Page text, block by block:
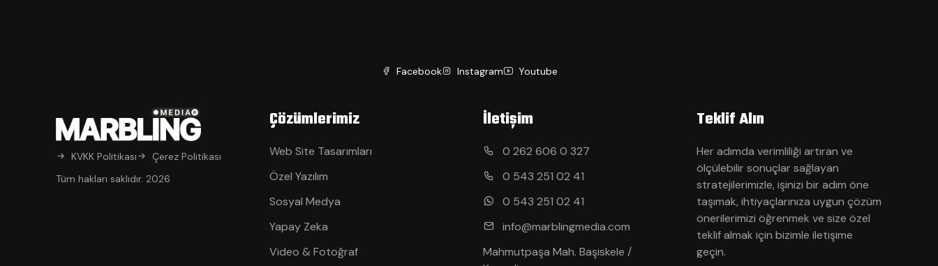
Facebook Instagram Youtube
KVKK Politikası
Çerez Politikası
Tüm hakları saklıdır. 2026
Çözümlerimiz
Web Site Tasarımları
Özel Yazılım
Sosyal Medya
Yapay Zeka
Video & Fotoğraf
İletişim
0 262 606 0 327
0 543 251 02 41
0 543 251 02 41
info@marblingmedia.com
Mahmutpaşa Mah. Başiskele /
Teklif Alın
Her adımda verimliliği artıran ve
ölçülebilir sonuçlar sağlayan
stratejilerimizle, işinizi bir adım öne
taşımak, ihtiyaçlarınıza uygun çözüm
önerilerimizi öğrenmek ve size özel
teklif almak için bizimle iletişime
geçin.